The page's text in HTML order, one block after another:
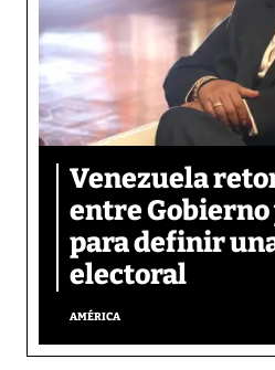
Venezuela
entre
para definir
electoral
AMÉRICA